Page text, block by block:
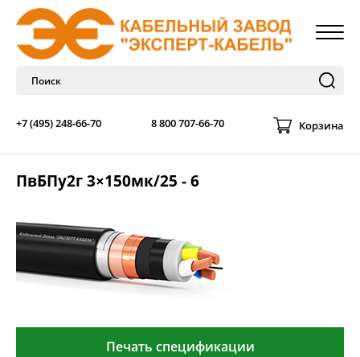
+7 (495) 248-66-70 8 800 707-66-70 Корзина
ПвБПу2г 3×150мк/25 - 6
Печать спецификации